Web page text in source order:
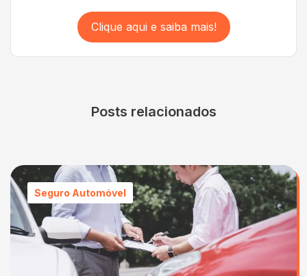
Clique aqui e saiba mais!
Posts relacionados
Seguro Automóvel